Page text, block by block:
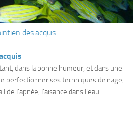
des acquis
dans la bonne humeur, et dans une
perfectionner ses techniques de nage,
l’apnée, l’aisance dans l’eau.